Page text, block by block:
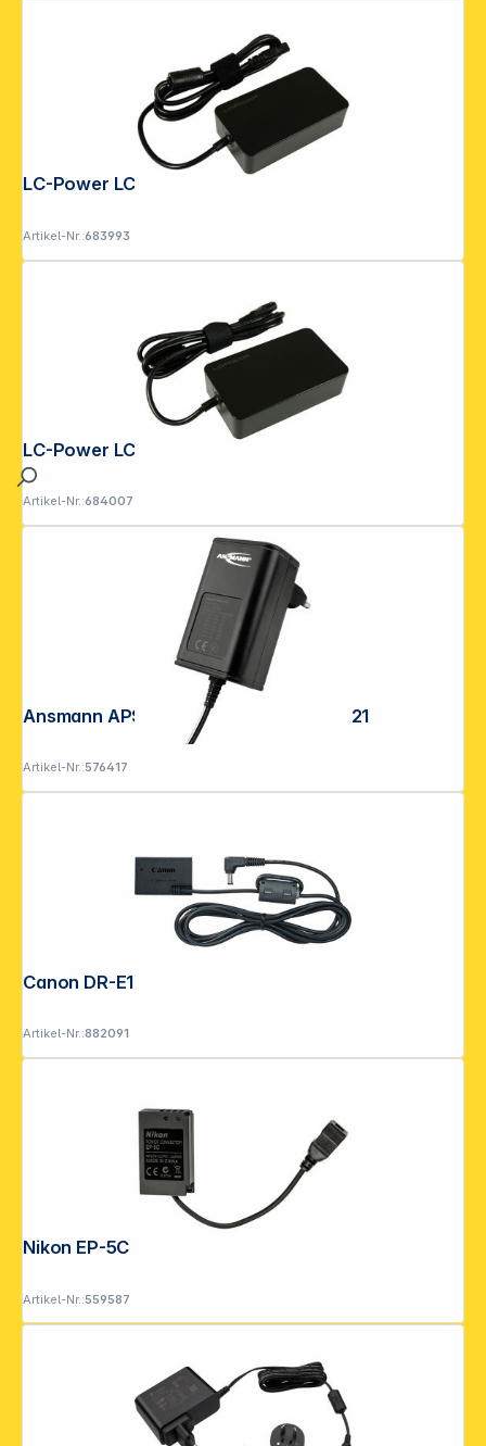
LC-Power LC-NB-PRO-45
Artikel-Nr.:683993
LC-Power LC-NB-PRO-65
Artikel-Nr.:684007
Ansmann APS 300 max. 3,6 W 1201-0021
Artikel-Nr.:576417
Canon DR-E18
Artikel-Nr.:882091
Artikel-Nr.:559587